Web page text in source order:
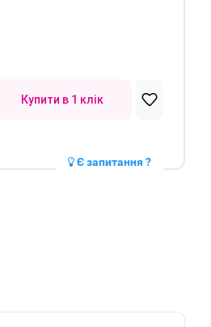
Купити в 1 клік
Є запитання ?